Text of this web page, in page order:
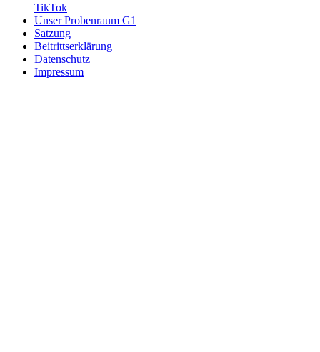
TikTok
Unser Probenraum G1
Satzung
Beitrittserklärung
Datenschutz
Impressum